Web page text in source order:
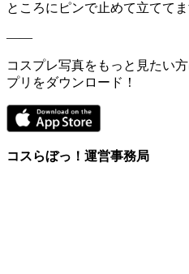
ところにピンで止めて立ててま
――
コスプレ写真をもっと見たい
プリをダウンロード！
コスらぼっ！運営事務局